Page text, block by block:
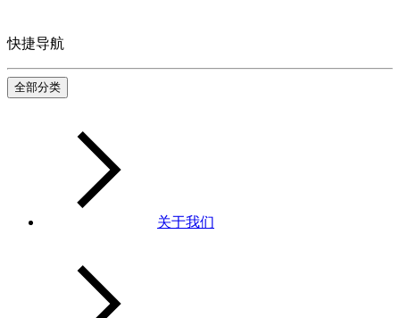
快捷导航
全部分类
关于我们